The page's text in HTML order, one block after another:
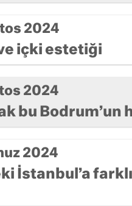
2024
içki estetiği
2024
bu Bodrum’un
2024
İstanbul’a